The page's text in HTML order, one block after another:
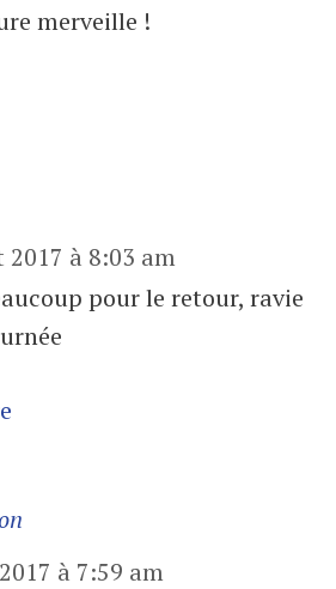
merveille !
à 8:03 am
pour le retour, ravie
à 7:59 am